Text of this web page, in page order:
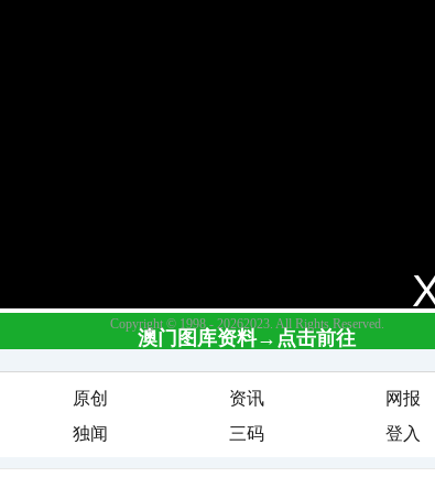
原创 资讯 网报
独闻 三码 登入